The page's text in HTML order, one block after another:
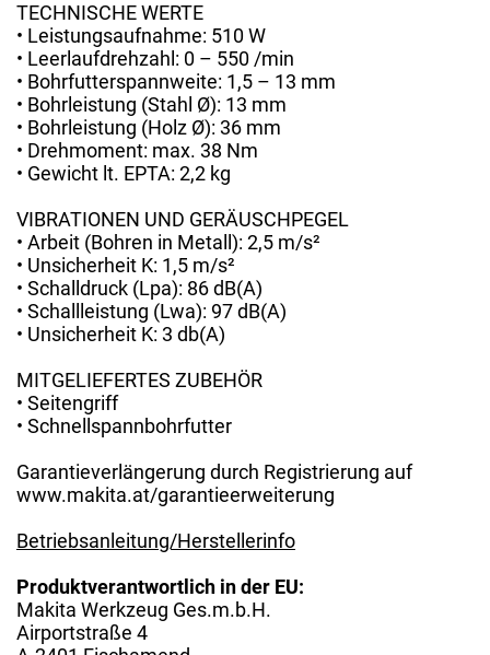
TECHNISCHE WERTE
• Leistungsaufnahme: 510 W
• Leerlaufdrehzahl: 0 – 550 /min
• Bohrfutterspannweite: 1,5 – 13 mm
• Bohrleistung (Stahl Ø): 13 mm
• Bohrleistung (Holz Ø): 36 mm
• Drehmoment: max. 38 Nm
• Gewicht lt. EPTA: 2,2 kg
VIBRATIONEN UND GERÄUSCHPEGEL
• Arbeit (Bohren in Metall): 2,5 m/s²
• Unsicherheit K: 1,5 m/s²
• Schalldruck (Lpa): 86 dB(A)
• Schallleistung (Lwa): 97 dB(A)
• Unsicherheit K: 3 db(A)
MITGELIEFERTES ZUBEHÖR
• Seitengriff
• Schnellspannbohrfutter
Garantieverlängerung durch Registrierung auf
www.makita.at/garantieerweiterung
Betriebsanleitung/Herstellerinfo
Produktverantwortlich in der EU:
Makita Werkzeug Ges.m.b.H.
Airportstraße 4